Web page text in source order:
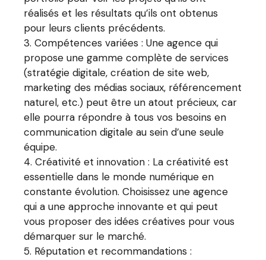
réalisés et les résultats qu’ils ont obtenus
pour leurs clients précédents.
Compétences variées : Une agence qui
propose une gamme complète de services
(stratégie digitale, création de site web,
marketing des médias sociaux, référencement
naturel, etc.) peut être un atout précieux, car
elle pourra répondre à tous vos besoins en
communication digitale au sein d’une seule
équipe.
Créativité et innovation : La créativité est
essentielle dans le monde numérique en
constante évolution. Choisissez une agence
qui a une approche innovante et qui peut
vous proposer des idées créatives pour vous
démarquer sur le marché.
Réputation et recommandations :